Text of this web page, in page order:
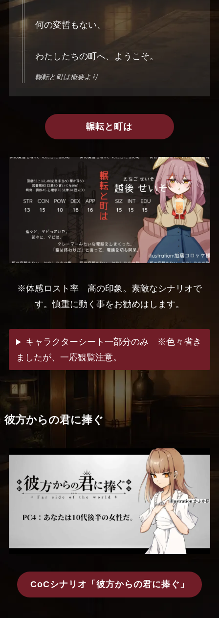
何の変哲もない、
わたしたちの町へ、ようこそ。
輾転と町は概要より
輾転と町は
※体感ロスト率 高の印象。素敵なシナリオで
す。慎重に動く事をお勧めはします。
キャラクターシート一部分のみ ※色々省き
ましたが、一応観覧注意。
彼方からの君に捧ぐ
CoCシナリオ「彼方からの君に捧ぐ」